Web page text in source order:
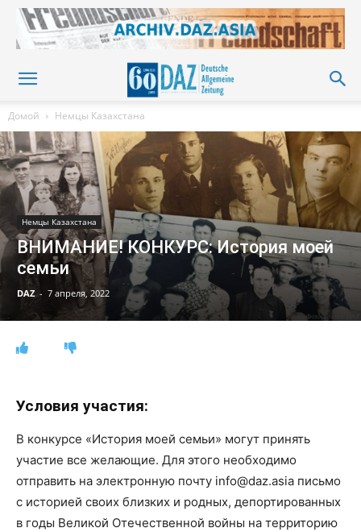
Домой Немцы Казахстана
Немцы Казахстана
ВНИМАНИЕ! КОНКУРС: История моей
семьи
DAZ - 7 апреля, 2022
Условия участия:
В конкурсе «История моей семьи» могут принять
участие все желающие. Для этого необходимо
отправить на электронную почту info@daz.asia письмо
с историей своих близких и родных, депортированных
в годы Великой Отечественной войны на территорию